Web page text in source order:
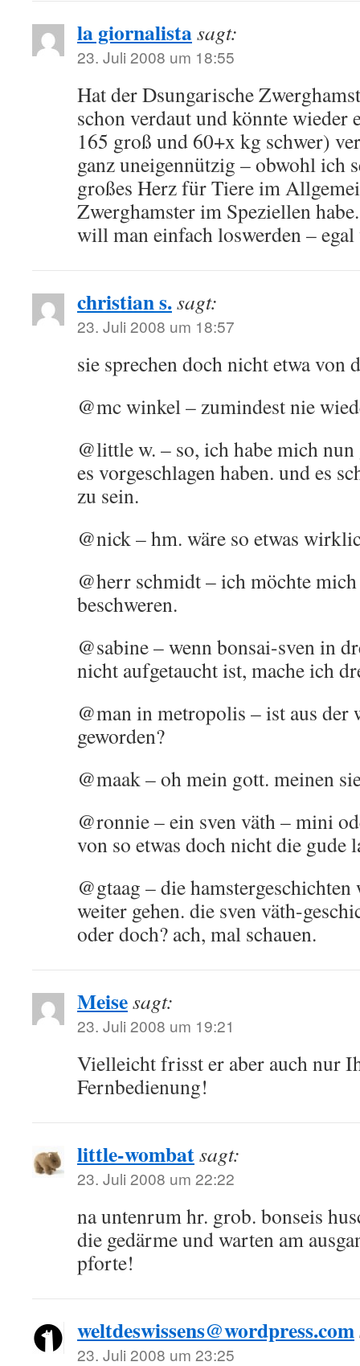
la giornalistasagt:
23. Juli 2008 um 18:55
Hat der Dsungarische
schon verdaut und könnte wieder
165 groß und 60+x kg schwer)
ganz uneigennützig – obwohl ich
großes Herz für Tiere im
Zwerghamster im Speziellen
will man einfach loswerden –
christian s.sagt:
23. Juli 2008 um 18:57
sie sprechen doch nicht etwa von
@mc winkel – zumindest nie
@little w. – so, ich habe mich
es vorgeschlagen haben. und es
zu sein.
@nick – hm. wäre so etwas
@herr schmidt – ich möchte
beschweren.
@sabine – wenn bonsai-sven in
nicht aufgetaucht ist, mache ich
@man in metropolis – ist aus
geworden?
@maak – oh mein gott. meinen
@ronnie – ein sven väth – mini
von so etwas doch nicht die gude
@gtaag – die
weiter gehen. die sven väth-
oder doch? ach, mal schauen.
Meisesagt:
23. Juli 2008 um 19:21
Vielleicht frisst er aber auch nur
Fernbedienung!
little-wombatsagt:
23. Juli 2008 um 22:22
na untenrum hr. grob. bonseis
die gedärme und warten am
pforte!
weltdeswissens@wordpress.com
23. Juli 2008 um 23:25